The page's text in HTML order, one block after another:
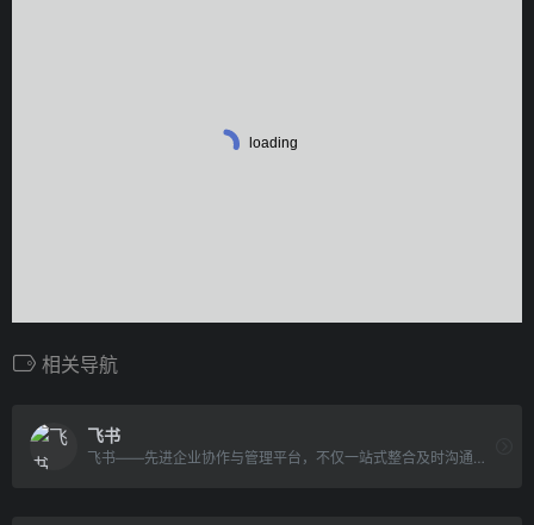
相关导航
飞书
飞书——先进企业协作与管理平台，不仅一站式整合及时沟通、智能日历、音视频会议、飞书文档、云盘等办公协作套件，更提供飞书OKR、飞书招聘、飞书绩效等组织管理产品，让目标更清晰，信息流动更顺畅，每一个人工作更高效更愉悦。先进团队，先用飞书。